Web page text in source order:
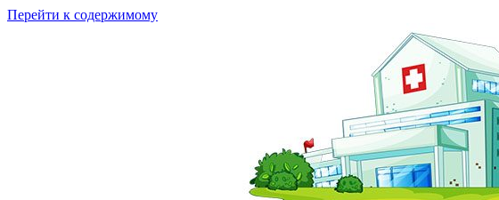
Перейти к содержимому